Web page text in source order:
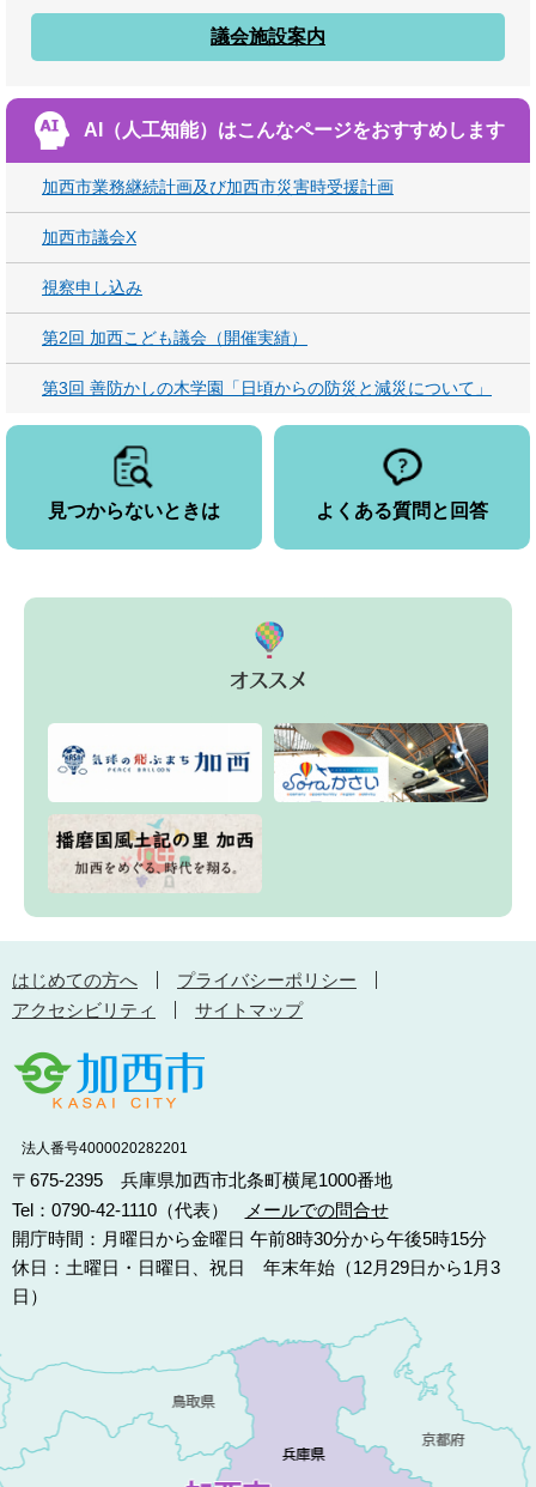
議会施設案内
AI（人工知能）はこんなページをおすすめします
加西市業務継続計画及び加西市災害時受援計画
加西市議会X
視察申し込み
第2回 加西こども議会（開催実績）
第3回 善防かしの木学園「日頃からの防災と減災について」
見つからないときは よくある質問と回答
はじめての方へ
プライバシーポリシー
アクセシビリティ
サイトマップ
法人番号4000020282201
〒675-2395 兵庫県加西市北条町横尾1000番地
Tel：0790-42-1110（代表）
メールでの問合せ
開庁時間：月曜日から金曜日 午前8時30分から午後5時15分
休日：土曜日・日曜日、祝日 年末年始（12月29日から1月3
日）